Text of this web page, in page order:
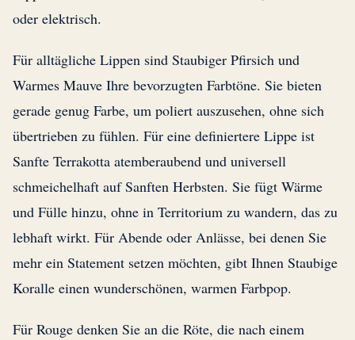
oder elektrisch.
Für alltägliche Lippen sind Staubiger Pfirsich und
Warmes Mauve Ihre bevorzugten Farbtöne. Sie bieten
gerade genug Farbe, um poliert auszusehen, ohne sich
übertrieben zu fühlen. Für eine definiertere Lippe ist
Sanfte Terrakotta atemberaubend und universell
schmeichelhaft auf Sanften Herbsten. Sie fügt Wärme
und Fülle hinzu, ohne in Territorium zu wandern, das zu
lebhaft wirkt. Für Abende oder Anlässe, bei denen Sie
mehr ein Statement setzen möchten, gibt Ihnen Staubige
Koralle einen wunderschönen, warmen Farbpop.
Für Rouge denken Sie an die Röte, die nach einem